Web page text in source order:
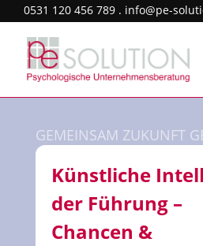
0531 120 456 789 . info@pe-
GEMEINSAM ZUKUNFT
Künstliche
der Führung –
Chancen &